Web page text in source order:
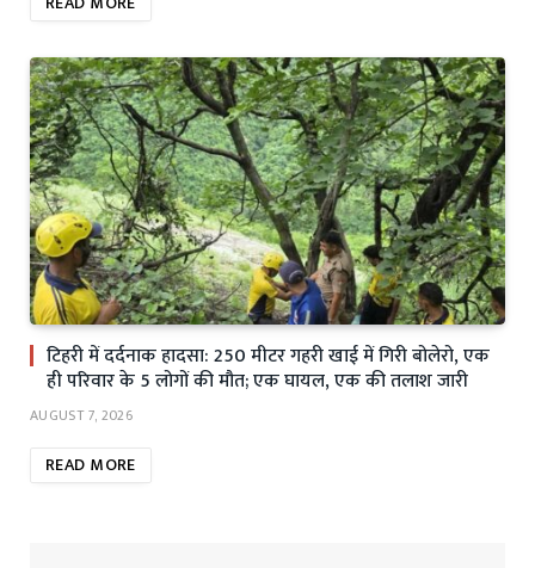
टिहरी में दर्दनाक हादसा: 250 मीटर गहरी खाई में गिरी बोलेरो, एक
ही परिवार के 5 लोगों की मौत; एक घायल, एक की तलाश जारी
AUGUST 7, 2026
READ MORE